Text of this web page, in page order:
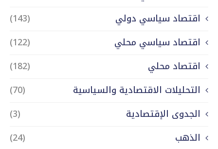
اقتصاد سياسي دولي
(143)
اقتصاد سياسي محلي
(122)
اقتصاد محلي
(182)
التحليلات الاقتصادية والسياسية
(70)
الجدوى الإقتصادية
(3)
الذهب
(24)